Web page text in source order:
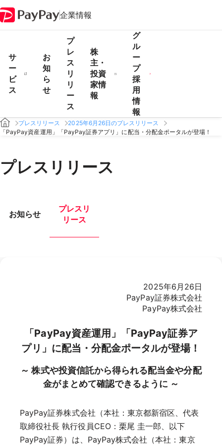
企業情報
サ
ー
ビ
ス
お
知
ら
せ
プ
レ
ス
リ
リ
ー
ス
株
主・
投資
家情
報
グ
ル
ー
プ
採
用
情
報
プレスリリース
2025年6月26日のプレスリリース
「PayPay資産運用」「PayPay証券アプリ」に配当・分配金ポータルが登場！
プレスリリース
お知らせ
プレスリ
リース
2025年6月26日
PayPay証券株式会社
PayPay株式会社
「PayPay資産運用」「PayPay証券ア
プリ」に配当・分配金ポータルが登場！
～ 株式や投資信託から得られる配当金や分配
金がまとめて確認できるように ～
PayPay証券株式会社（本社：東京都新宿区、代表
取締役社長 執行役員CEO：栗尾 圭一郎、以下
PayPay証券）は、PayPay株式会社（本社：東京